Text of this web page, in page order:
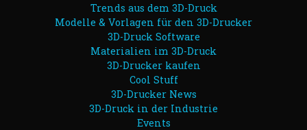
Trends aus dem 3D-Druck
Modelle & Vorlagen für den 3D-Drucker
3D-Druck Software
Materialien im 3D-Druck
3D-Drucker kaufen
Cool Stuff
3D-Drucker News
3D-Druck in der Industrie
Events